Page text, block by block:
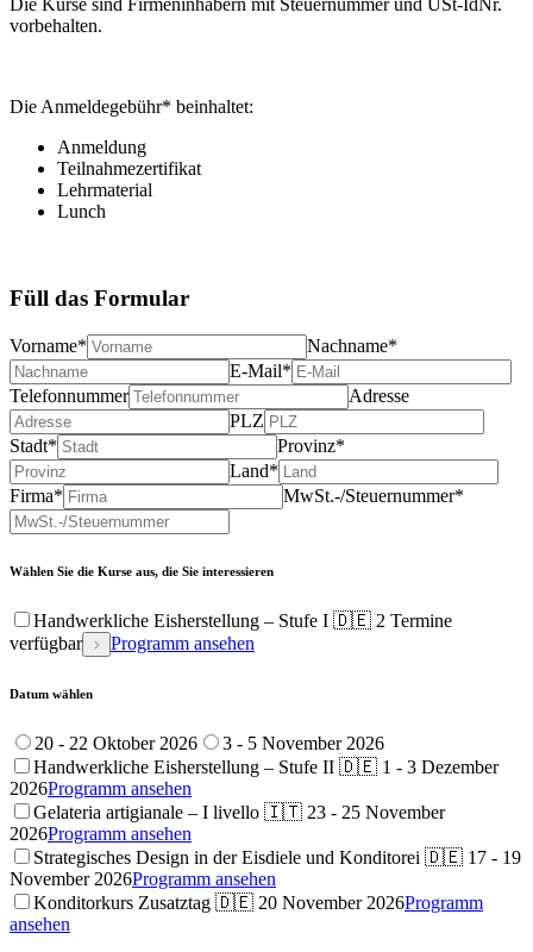
Die Kurse sind Firmeninhabern mit Steuernummer und USt-IdNr.
vorbehalten.
Die Anmeldegebühr* beinhaltet:
Anmeldung
Teilnahmezertifikat
Lehrmaterial
Lunch
Füll das Formular
Vorname*
Nachname*
E-Mail*
Telefonnummer
Adresse
PLZ
Stadt*
Provinz*
Land*
Firma*
MwSt.-/Steuernummer*
Wählen Sie die Kurse aus, die Sie interessieren
Handwerkliche Eisherstellung – Stufe I 🇩🇪 2 Termine
verfügbar
Programm ansehen
Datum wählen
20 - 22 Oktober 2026
3 - 5 November 2026
Handwerkliche Eisherstellung – Stufe II 🇩🇪 1 - 3 Dezember
2026Programm ansehen
Gelateria artigianale – I livello 🇮🇹 23 - 25 November
2026Programm ansehen
Strategisches Design in der Eisdiele und Konditorei 🇩🇪 17 - 19
November 2026Programm ansehen
Konditorkurs Zusatztag 🇩🇪 20 November 2026Programm
ansehen